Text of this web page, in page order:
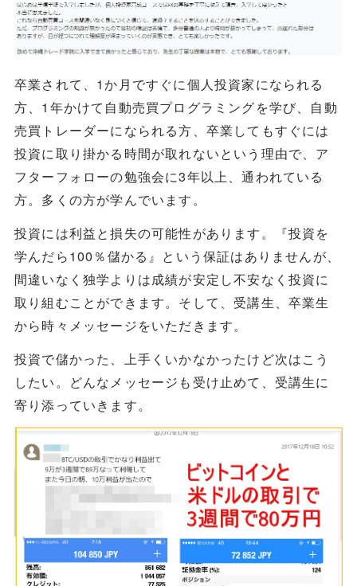
卒業されて、1か月ですぐに個人投資家になられる
方、1年かけて自動売買プログラミングを学び、自動
売買トレーダーになられる方、卒業してもすぐには
投資に取り掛かる時間が取れないという理由で、ア
フターフォローの勉強会に3年以上、通われている
方。多くの方が学んでいます。
投資には利益と損失の可能性があります。『投資を
学んだら100％儲かる』という保証はありませんが、
間違いなく独学よりは成績が安定し不安なく投資に
取り組むことができます。そして、受講生、卒業生
から時々メッセージをいただきます。
投資で儲かった、上手くいかなかったけど次はこう
したい。どんなメッセージも受け止めて、受講生に
寄り添っていきます。